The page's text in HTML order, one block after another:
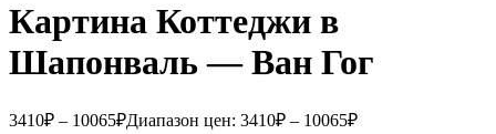
Картина Коттеджи в
Шапонваль — Ван Гог
3410₽ – 10065₽Диапазон цен: 3410₽ – 10065₽